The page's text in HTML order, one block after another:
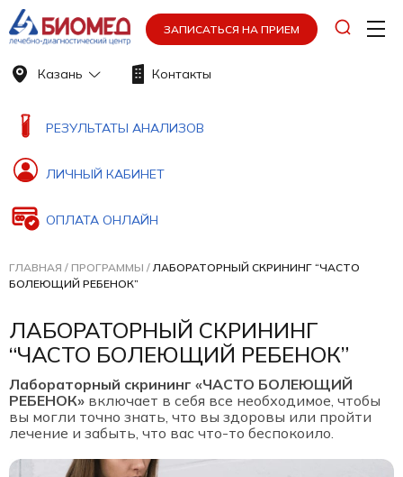
ЗАПИСАТЬСЯ НА ПРИЕМ
РЕЗУЛЬТАТЫ АНАЛИЗОВ
ЛИЧНЫЙ КАБИНЕТ
ОПЛАТА ОНЛАЙН
Казань Контакты
ГЛАВНАЯ / ПРОГРАММЫ / ЛАБОРАТОРНЫЙ СКРИНИНГ “ЧАСТО
БОЛЕЮЩИЙ РЕБЕНОК”
ЛАБОРАТОРНЫЙ СКРИНИНГ
“ЧАСТО БОЛЕЮЩИЙ РЕБЕНОК”
Лабораторный скрининг «ЧАСТО БОЛЕЮЩИЙ
РЕБЕНОК» включает в себя все необходимое, чтобы
вы могли точно знать, что вы здоровы или пройти
лечение и забыть, что вас что-то беспокоило.